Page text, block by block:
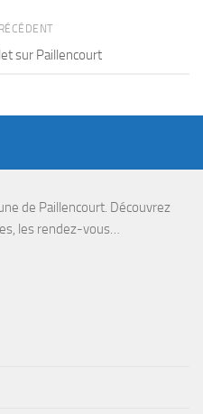
sur Paillencourt
de Paillencourt. Découvrez
les rendez-vous…